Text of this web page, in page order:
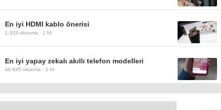
En iyi HDMI kablo önerisi
1.333 okunma · 1 hf.
En iyi yapay zekalı akıllı telefon modelleri
46.845 okunma · 2 hf.